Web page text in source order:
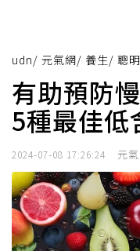
udn/ 元氣網/ 養生/ 聰
有助預防
5種最佳低
2024-07-08 17:26:24 元